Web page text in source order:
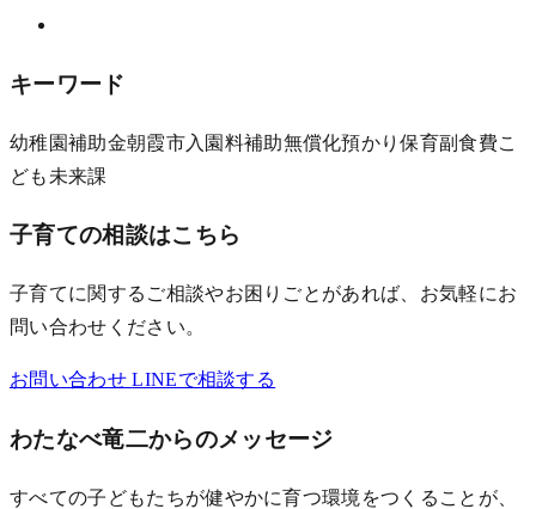
キーワード
幼稚園補助金朝霞市入園料補助無償化預かり保育副食費こ
ども未来課
子育ての相談はこちら
子育てに関するご相談やお困りごとがあれば、お気軽にお
問い合わせください。
お問い合わせLINEで相談する
わたなべ竜二からのメッセージ
すべての子どもたちが健やかに育つ環境をつくることが、